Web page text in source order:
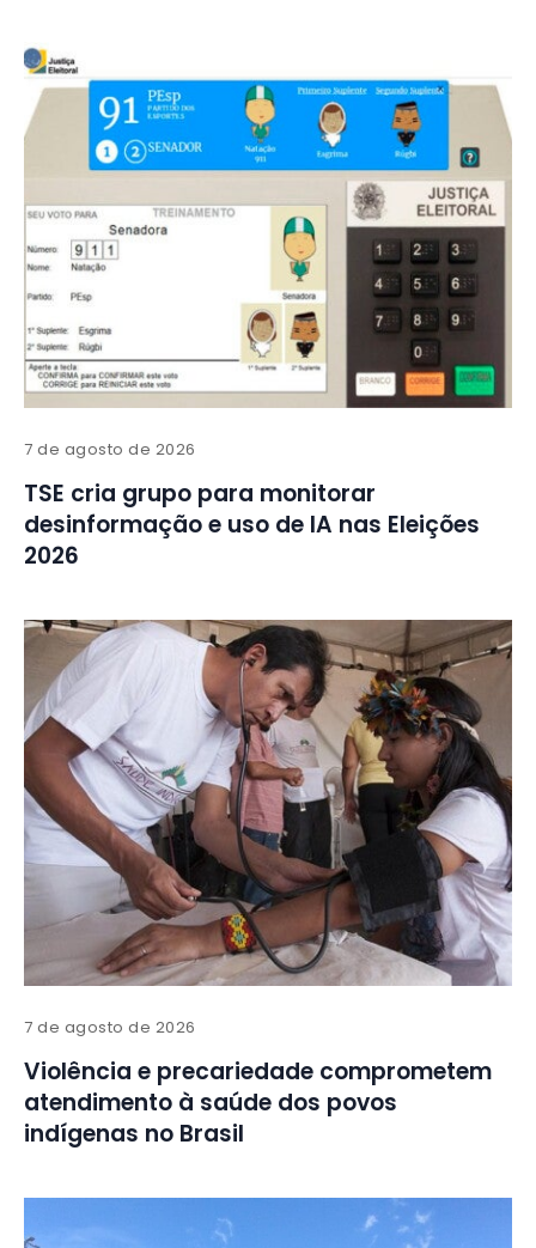
7 de agosto de 2026
TSE cria grupo para monitorar
desinformação e uso de IA nas Eleições
2026
7 de agosto de 2026
Violência e precariedade comprometem
atendimento à saúde dos povos
indígenas no Brasil